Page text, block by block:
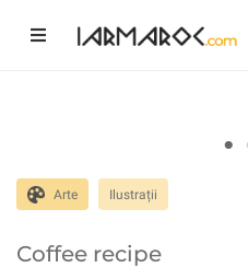
Arte Ilustrații
Coffee recipe